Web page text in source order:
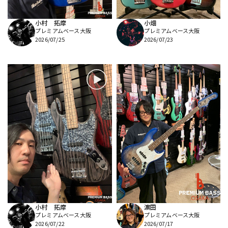
小村 拓摩
プレミアムベース大阪
2026/07/25
小畑
プレミアムベース大阪
2026/07/23
小村 拓摩
プレミアムベース大阪
2026/07/22
濵田
プレミアムベース大阪
2026/07/17